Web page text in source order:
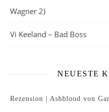
Wagner 2)
Vi Keeland – Bad Boss
NEUESTE
Rezension | Ashblood von